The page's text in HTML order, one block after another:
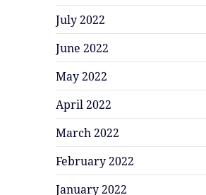
July 2022
June 2022
May 2022
April 2022
March 2022
February 2022
January 2022